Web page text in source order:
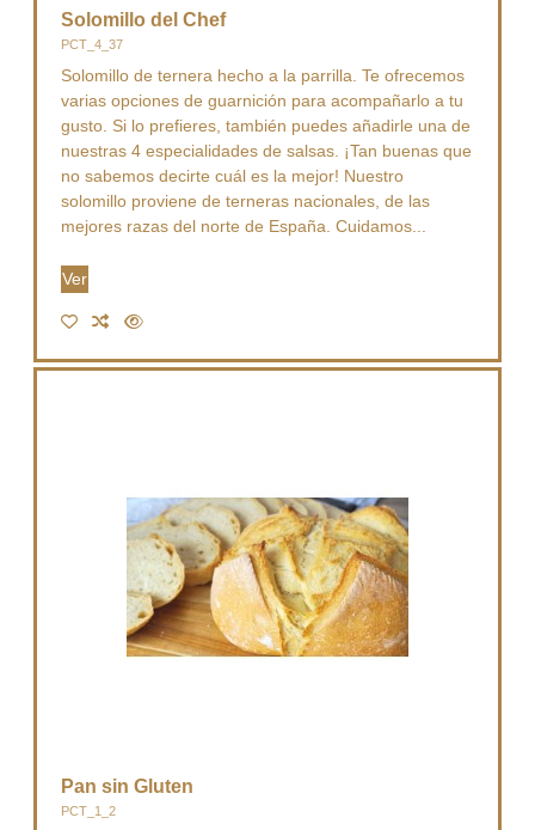
Solomillo del Chef
PCT_4_37
Solomillo de ternera hecho a la parrilla. Te ofrecemos
varias opciones de guarnición para acompañarlo a tu
gusto. Si lo prefieres, también puedes añadirle una de
nuestras 4 especialidades de salsas. ¡Tan buenas que
no sabemos decirte cuál es la mejor! Nuestro
solomillo proviene de terneras nacionales, de las
mejores razas del norte de España. Cuidamos...
Ver
Pan sin Gluten
PCT_1_2